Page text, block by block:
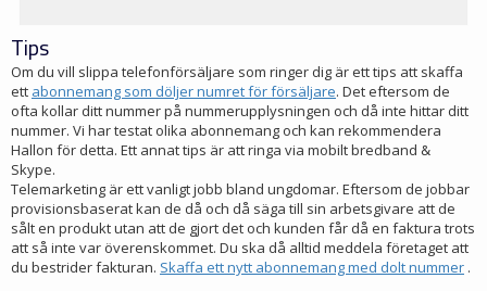
Tips
Om du vill slippa telefonförsäljare som ringer dig är ett tips att skaffa
ett abonnemang som döljer numret för försäljare. Det eftersom de
ofta kollar ditt nummer på nummerupplysningen och då inte hittar ditt
nummer. Vi har testat olika abonnemang och kan rekommendera
Hallon för detta. Ett annat tips är att ringa via mobilt bredband &
Skype.
Telemarketing är ett vanligt jobb bland ungdomar. Eftersom de jobbar
provisionsbaserat kan de då och då säga till sin arbetsgivare att de
sålt en produkt utan att de gjort det och kunden får då en faktura trots
att så inte var överenskommet. Du ska då alltid meddela företaget att
du bestrider fakturan. Skaffa ett nytt abonnemang med dolt nummer .